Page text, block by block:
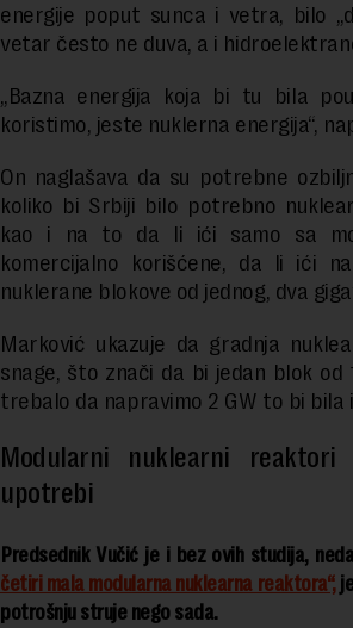
energije poput sunca i vetra, bilo
vetar često ne duva, a i
„Bazna energija koja bi tu bila
koristimo, jeste nuklerna energija“,
On naglašava da su potrebne
koliko bi Srbiji bilo potrebno
kao i na to da li ići samo sa
komercijalno korišćene, da li ići
nuklerane blokove od jednog, dva
Marković ukazuje da gradnja
snage, što znači da bi jedan blok
trebalo da napravimo 2 GW to bi
Modularni nuklearni
upotrebi
Predsednik Vučić je i bez ovih studija,
četiri mala modularna nuklearna reaktora“,
potrošnju struje nego sada.